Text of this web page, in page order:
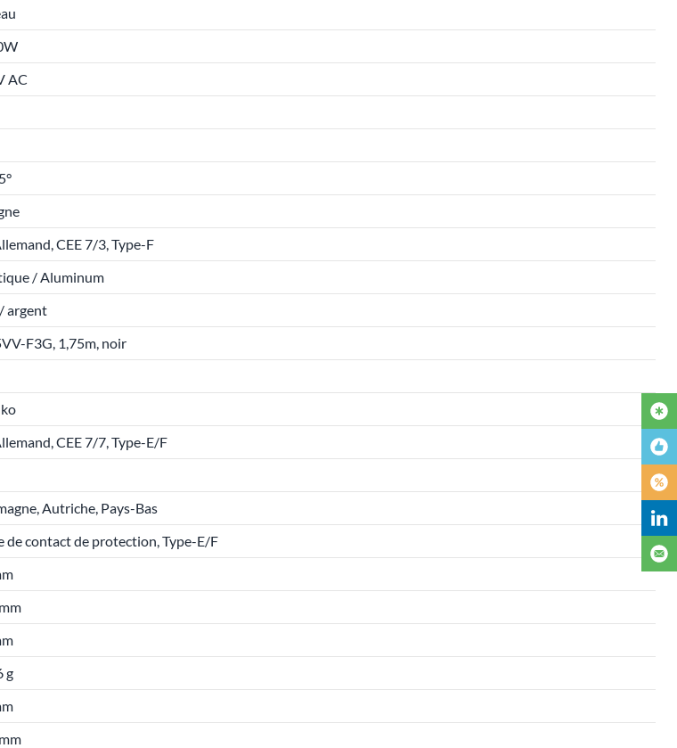
AC
CEE 7/3, Type-F
/ Aluminum
argent
F3G, 1,75m, noir
CEE 7/7, Type-E/F
Autriche, Pays-Bas
de contact de protection, Type-E/F
g